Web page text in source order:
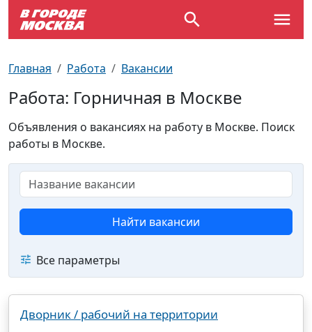
Главная Работа Вакансии
Работа: Горничная в Москве
Объявления о вакансиях на работу в Москве. Поиск
работы в Москве.
Найти вакансии
Все параметры
Дворник / рабочий на территории
Детям
Концерты
Спорт
Театр
Экскурсии
ТV-программа
По профессиям
Возле метро
Новости
Перехватывающие парковки
Платные парковки закрытого типа
Специализированные стоянки
Стоянки для большегрузного
автотранспорта
Трамваи
Электрички
Схема метро
Пробки на дорогах
Карта Москвы
Улицы Москвы
Почтовые индексы